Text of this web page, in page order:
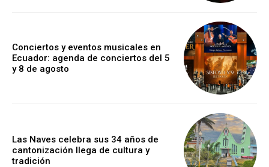
Conciertos y eventos musicales en
Ecuador: agenda de conciertos del 5
y 8 de agosto
Las Naves celebra sus 34 años de
cantonización llega de cultura y
tradición